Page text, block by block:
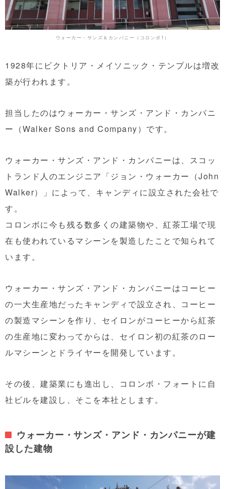
ウォーカー・サンズ＆カンパニー（コロンボ1）
1928年にビクトリア・メイソニック・テンプルは増改
築が行われます。
担当したのはウォーカー・サンズ・アンド・カンパニ
ー（Walker Sons and Company） です。
ウォーカー・サンズ・アンド・カンパニーは、スコッ
トランド人のエンジニア「ジョン・ウォーカー（John
Walker）」によって、キャンディに設立された会社で
す。
コロンボに今も残る数多くの建築物や、紅茶工場で現
在も使われているマシーンを製造したことで知られて
います。
ウォーカー・サンズ・アンド・カンパニーはコーヒー
の一大生産地だったキャンディで設立され、コーヒー
の製造マシーンを作り、セイロンがコーヒーから紅茶
の生産地に変わってからは、セイロン初の紅茶のロー
ルマシーンとドライヤーを開発しています。
その後、建築業にも進出し、コロンボ・フォートに自
社ビルを建設し、そこを本社とします。
ウォーカー・サンズ・アンド・カンパニーが建
設した建物